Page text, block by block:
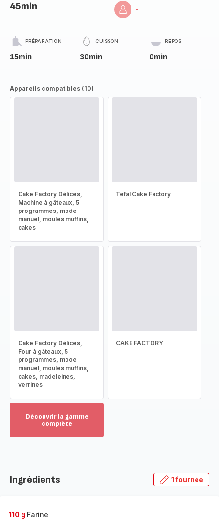
45min -
PRÉPARATION
15min
CUISSON
30min
REPOS
0min
Appareils compatibles (10)
Cake Factory Délices,
Machine à gâteaux, 5
programmes, mode
manuel, moules muffins,
cakes
Tefal Cake Factory
Cake Factory Délices,
Four à gâteaux, 5
programmes, mode
manuel, moules muffins,
cakes, madeleines,
verrines
CAKE FACTORY
Découvrir la gamme
complète
gamme
Ingrédients 1 fournée
110 g Farine